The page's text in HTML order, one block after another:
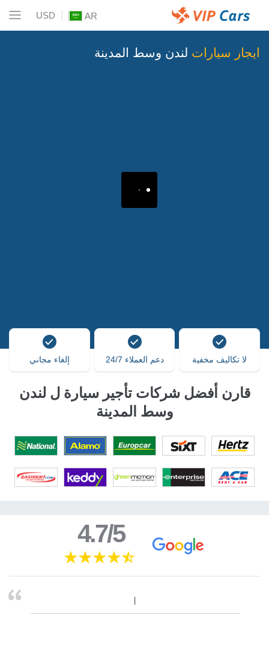
AR
USD
ايجار سيارات لندن وسط المدينة
لا تكاليف مخفية دعم العملاء 24/7 إلغاء مجاني
قارن أفضل شركات تأجير سيارة ل لندن
وسط المدينة
4.7/5